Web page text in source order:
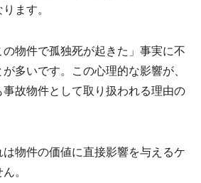
ます。
物件で孤独死が起きた」 事実に不
多いです。この心理的な影響が、
故物件として取り扱われる理由の
物件の価値に直接影響を与えるケ
。